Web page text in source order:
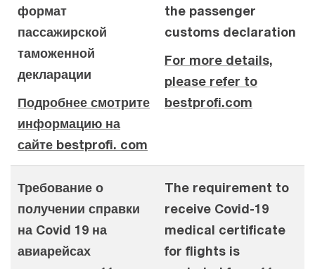
формат
пассажирской
таможенной
декларации
Подробнее смотрите
информацию на
сайте bestprofi. com
the passenger
customs declaration
For more details,
please refer to
bestprofi.com
Требование о
получении справки
на Covid 19 на
авиарейсах
The requirement to
receive Covid-19
medical certificate
for flights is